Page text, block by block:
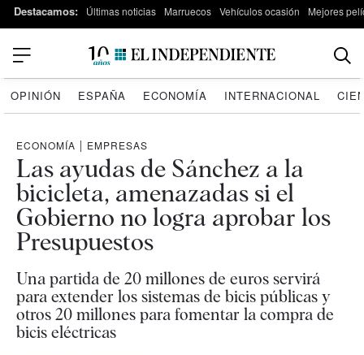
Destacamos: Últimas noticias Marruecos Vehículos ocasión Mejores
OPINIÓN ESPAÑA ECONOMÍA INTERNACIONAL
ECONOMÍA | EMPRESAS
Las ayudas de Sánchez a la
bicicleta, amenazadas si el
Gobierno no logra aprobar los
Presupuestos
Una partida de 20 millones de euros servirá
para extender los sistemas de bicis públicas y
otros 20 millones para fomentar la compra de
bicis eléctricas